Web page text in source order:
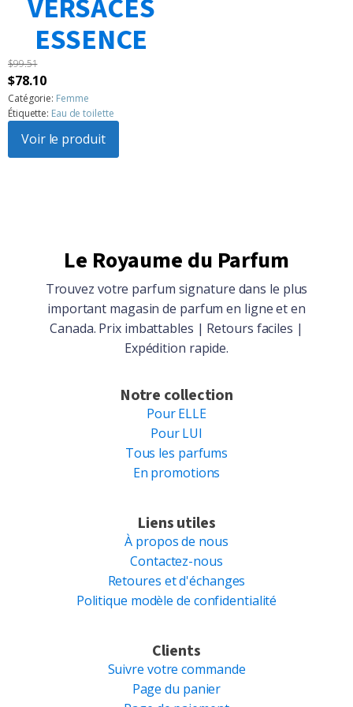
VERSACES
ESSENCE
$99.51
Le
prix
initial
était :
$99.51.
$78.10Le
prix
actuel
est :
$78.10.
Catégorie: Femme
Étiquette: Eau de toilette
Voir le produit
Le Royaume du Parfum
Trouvez votre parfum signature dans le plus
important magasin de parfum en ligne et en
Canada. Prix imbattables | Retours faciles |
Expédition rapide.
Notre collection
Pour ELLE
Pour LUI
Tous les parfums
En promotions
Liens utiles
À propos de nous
Contactez-nous
Retoures et d'échanges
Politique modèle de confidentialité
Clients
Suivre votre commande
Page du panier